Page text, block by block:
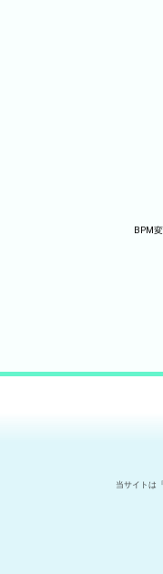
当サイトは